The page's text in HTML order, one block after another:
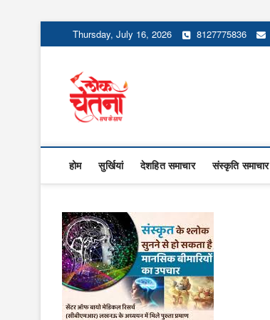
to
Thursday, July 16, 2026 8127775836
होम सुर्खियां देशहित समाचार संस्कृति समाचार